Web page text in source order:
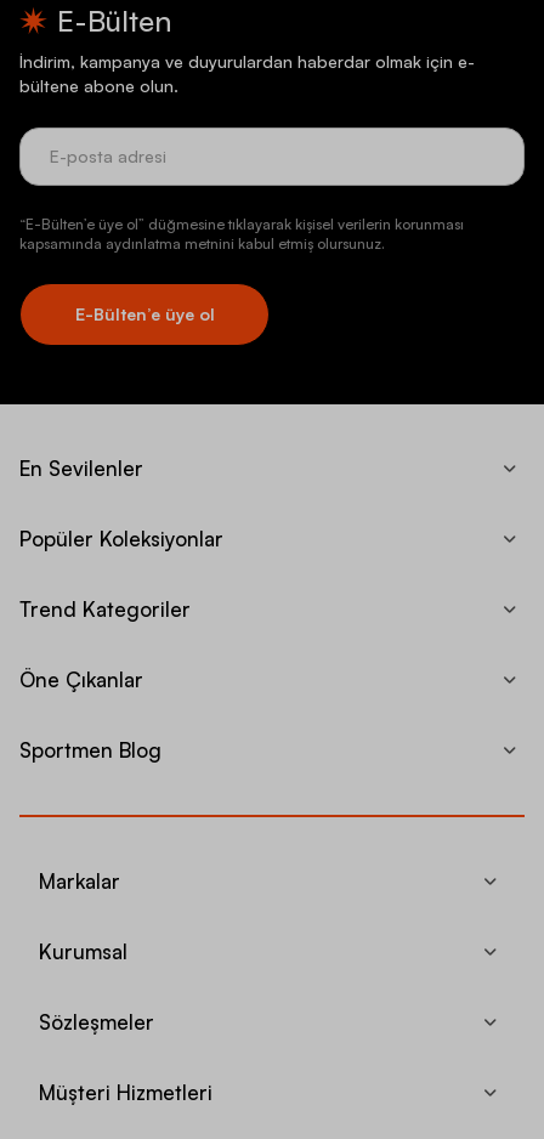
E-Bülten
İndirim, kampanya ve duyurulardan haberdar olmak için e-
bültene abone olun.
“E-Bülten’e üye ol” düğmesine tıklayarak kişisel verilerin korunması
kapsamında aydınlatma metnini kabul etmiş olursunuz.
E-Bülten’e üye ol
En Sevilenler
Popüler Koleksiyonlar
Trend Kategoriler
Öne Çıkanlar
Sportmen Blog
Markalar
Kurumsal
Sözleşmeler
Müşteri Hizmetleri